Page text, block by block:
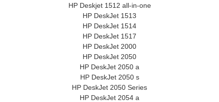
HP Deskjet 1512 all-in-one
HP DeskJet 1513
HP DeskJet 1514
HP DeskJet 1517
HP DeskJet 2000
HP DeskJet 2050
HP DeskJet 2050 a
HP DeskJet 2050 s
HP DeskJet 2050 Series
HP DeskJet 2054 a